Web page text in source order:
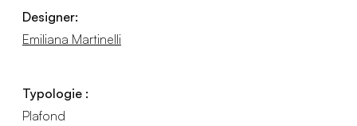
Designer:
Emiliana Martinelli
Typologie :
Plafond